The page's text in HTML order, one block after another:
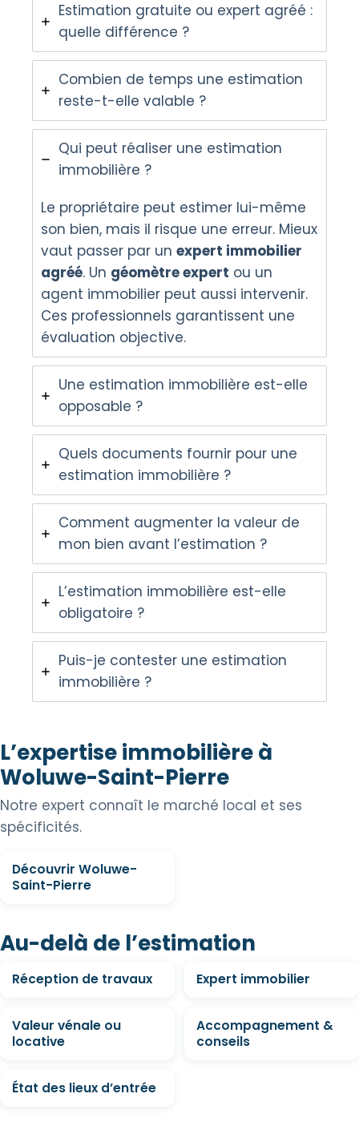
Estimation gratuite ou expert agréé :
quelle différence ?
Combien de temps une estimation
reste-t-elle valable ?
Qui peut réaliser une estimation
immobilière ?
Le propriétaire peut estimer lui-même
son bien, mais il risque une erreur. Mieux
vaut passer par un expert immobilier
agréé. Un géomètre expert ou un
agent immobilier peut aussi intervenir.
Ces professionnels garantissent une
évaluation objective.
Une estimation immobilière est-elle
opposable ?
Quels documents fournir pour une
estimation immobilière ?
Comment augmenter la valeur de
mon bien avant l’estimation ?
L’estimation immobilière est-elle
obligatoire ?
Puis-je contester une estimation
immobilière ?
L’expertise immobilière à
Woluwe-Saint-Pierre
Notre expert connaît le marché local et ses
spécificités.
Découvrir Woluwe-
Saint-Pierre
Au-delà de l’estimation
Réception de travaux Expert immobilier
Valeur vénale ou
locative
Accompagnement &
conseils
État des lieux d’entrée